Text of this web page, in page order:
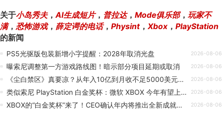
关于小岛秀夫， AI生成短片， 普拉达， Mode俱乐部， 玩家不
满， 恐怖游戏， 薛定谔的电话， Physint， Xbox ， PlayStation
的新闻
PS5光驱版包装新增小字提醒：2028年取消光盘 2026-08-06
曝索尼调整第一方游戏路线图！暗示部分项目延期或取消 2026-08-06
《尘白禁区》真要凉？从年入10亿到月收不足5000美元，玩家：活该！ 2026-08-06
类似索尼 PlayStation 白金奖杯：微软 XBOX 今年有望上线全成就奖励 2026-08-06
XBOX的“白金奖杯”来了！CEO确认年内将推出全新成就系统 2026-08-06